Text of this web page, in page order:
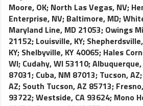
Moore, OK; North Las Vegas, NV;
Enterprise, NV; Baltimore, MD;
Maryland Line, MD 21053; Owings
21152; Louisville, KY;
KY; Shelbyville, KY 40065; Hales
WI; Cudahy, WI 53110;
87031; Cuba, NM 87013; Tucson, AZ;
AZ; South Tucson, AZ 85713;
93722;Westside, CA 93624; Mono